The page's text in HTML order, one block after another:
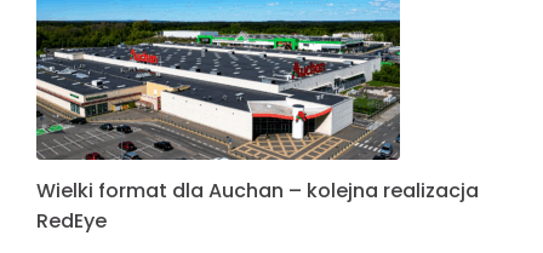
Wielki format dla Auchan – kolejna realizacja
RedEye